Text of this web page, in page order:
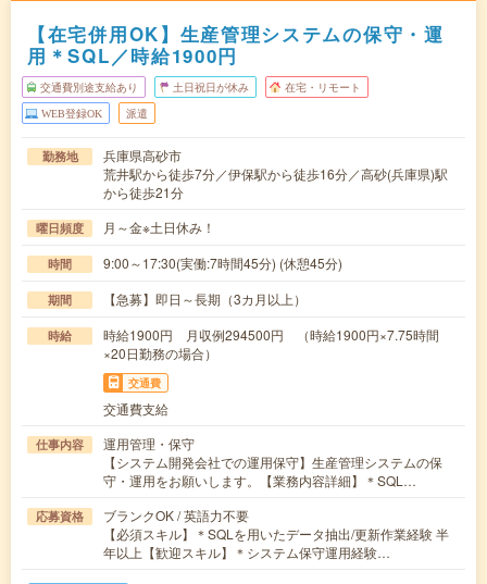
【在宅併用OK】生産管理システムの保守・運
用＊SQL／時給1900円
交通費別途支給あり 土日祝日が休み 在宅・リモート
WEB登録OK 派遣
勤務地
兵庫県高砂市
荒井駅から徒歩7分／伊保駅から徒歩16分／高砂(兵庫県)駅
から徒歩21分
曜日頻度 月～金※土日休み！
時間 9:00～17:30(実働:7時間45分) (休憩45分)
期間 【急募】即日～長期（3カ月以上）
時給
時給1900円 月収例294500円 （時給1900円×7.75時間
×20日勤務の場合）
交通費
交通費支給
仕事内容
運用管理・保守
【システム開発会社での運用保守】生産管理システムの保
守・運用をお願いします。【業務内容詳細】＊SQL…
応募資格
ブランクOK / 英語力不要
【必須スキル】＊SQLを用いたデータ抽出/更新作業経験 半
年以上【歓迎スキル】＊システム保守運用経験…